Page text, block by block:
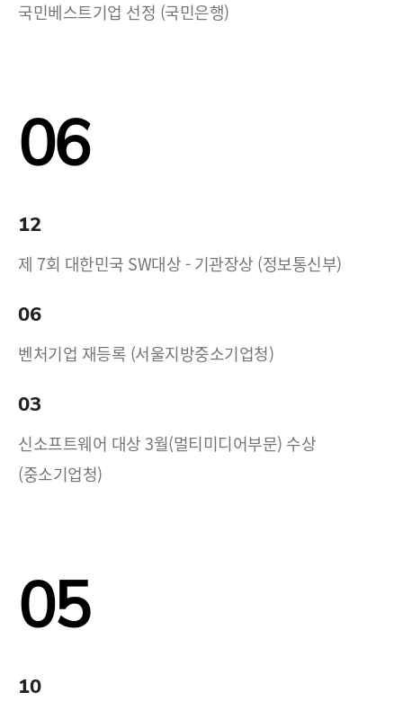
국민베스트기업 선정 (국민은행)
06
12
제 7회 대한민국 SW대상 - 기관장상 (정보통신부)
06
벤처기업 재등록 (서울지방중소기업청)
03
신소프트웨어 대상 3월(멀티미디어부문) 수상
(중소기업청)
05
10